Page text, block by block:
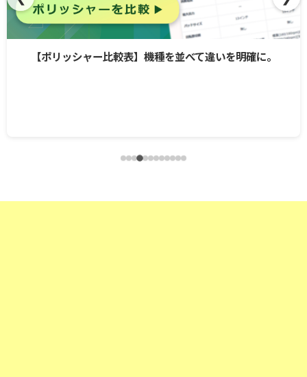
【ポリッシャー比較表】機種を並べて違いを明確に。